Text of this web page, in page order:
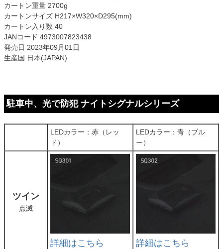
カートン重量 2700g
カートンサイズ H217×W320×D295(mm)
カートン入り数 40
JANコード 4973007823438
発売日 2023年09月01日
生産国 日本(JAPAN)
駐車中、光で防犯 ナイトシグナルシリーズ
LEDカラー：赤（レッ
ド）
LEDカラー：青（ブル
ー）
ツイン
点滅
詳細はこちら 詳細はこちら